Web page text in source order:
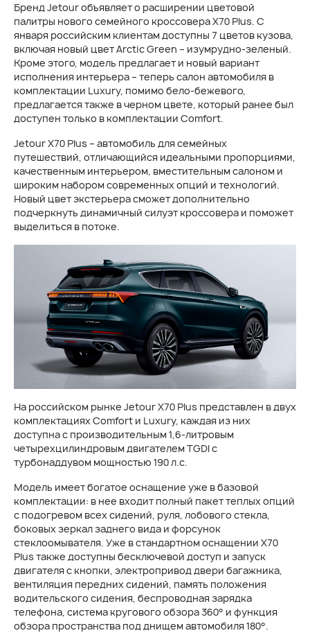
Бренд Jetour объявляет о расширении цветовой
палитры нового семейного кроссовера X70 Plus. С
января российским клиентам доступны 7 цветов кузова,
включая новый цвет Arctic Green – изумрудно-зеленый.
Кроме этого, модель предлагает и новый вариант
исполнения интерьера – теперь салон автомобиля в
комплектации Luxury, помимо бело-бежевого,
предлагается также в черном цвете, который ранее был
доступен только в комплектации Comfort.
Jetour X70 Plus – автомобиль для семейных
путешествий, отличающийся идеальными пропорциями,
качественным интерьером, вместительным салоном и
широким набором современных опций и технологий.
Новый цвет экстерьера сможет дополнительно
подчеркнуть динамичный силуэт кроссовера и поможет
выделиться в потоке.
На российском рынке Jetour X70 Plus представлен в двух
комплектациях Comfort и Luxury, каждая из них
доступна с производительным 1,6-литровым
четырехцилиндровым двигателем TGDI с
турбонаддувом мощностью 190 л.с.
Модель имеет богатое оснащение уже в базовой
комплектации: в нее входит полный пакет теплых опций
с подогревом всех сидений, руля, лобового стекла,
боковых зеркал заднего вида и форсунок
стеклоомывателя. Уже в стандартном оснащении X70
Plus также доступны бесключевой доступ и запуск
двигателя с кнопки, электропривод двери багажника,
вентиляция передних сидений, память положения
водительского сидения, беспроводная зарядка
телефона, система кругового обзора 360° и функция
обзора пространства под днищем автомобиля 180°.